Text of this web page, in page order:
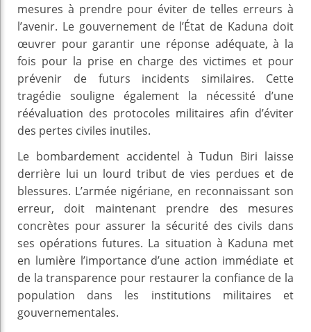
mesures à prendre pour éviter de telles erreurs à
l’avenir. Le gouvernement de l’État de Kaduna doit
œuvrer pour garantir une réponse adéquate, à la
fois pour la prise en charge des victimes et pour
prévenir de futurs incidents similaires. Cette
tragédie souligne également la nécessité d’une
réévaluation des protocoles militaires afin d’éviter
des pertes civiles inutiles.
Le bombardement accidentel à Tudun Biri laisse
derrière lui un lourd tribut de vies perdues et de
blessures. L’armée nigériane, en reconnaissant son
erreur, doit maintenant prendre des mesures
concrètes pour assurer la sécurité des civils dans
ses opérations futures. La situation à Kaduna met
en lumière l’importance d’une action immédiate et
de la transparence pour restaurer la confiance de la
population dans les institutions militaires et
gouvernementales.